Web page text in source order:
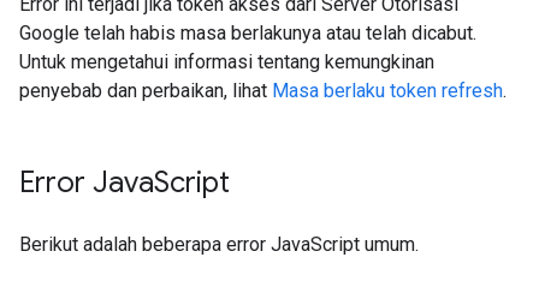
Google telah habis masa berlakunya atau telah dicabut.
Untuk mengetahui informasi tentang kemungkinan
penyebab dan perbaikan, lihat Masa berlaku token refresh.
Error JavaScript
Berikut adalah beberapa error JavaScript umum.